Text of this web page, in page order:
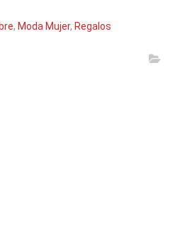
, Moda Mujer, Regalos